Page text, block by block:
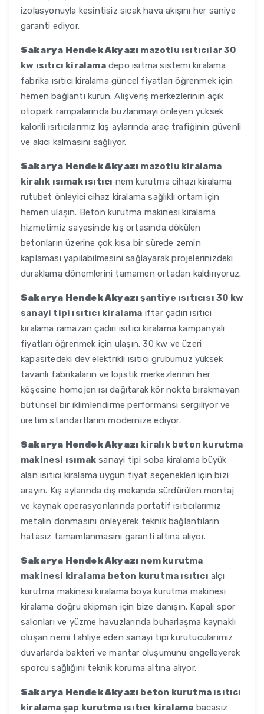
izolasyonuyla kesintisiz sıcak hava akışını her saniye
garanti ediyor.
Sakarya Hendek Akyazı mazotlu ısıtıcılar 30
kw ısıtıcı kiralamadepo ısıtma sistemi kiralama
fabrika ısıtıcı kiralama güncel fiyatları öğrenmek için
hemen bağlantı kurun. Alışveriş merkezlerinin açık
otopark rampalarında buzlanmayı önleyen yüksek
kalorili ısıtıcılarımız kış aylarında araç trafiğinin güvenli
ve akıcı kalmasını sağlıyor.
Sakarya Hendek Akyazı mazotlu kiralama
kiralık ısımak ısıtıcı nem kurutma cihazı kiralama
rutubet önleyici cihaz kiralama sağlıklı ortam için
hemen ulaşın. Beton kurutma makinesi kiralama
hizmetimiz sayesinde kış ortasında dökülen
betonların üzerine çok kısa bir sürede zemin
kaplaması yapılabilmesini sağlayarak projelerinizdeki
duraklama dönemlerini tamamen ortadan kaldırıyoruz.
Sakarya Hendek Akyazışantiye ısıtıcısı 30 kw
sanayi tipi ısıtıcı kiralama iftar çadırı ısıtıcı
kiralama ramazan çadırı ısıtıcı kiralama kampanyalı
fiyatları öğrenmek için ulaşın. 30 kw ve üzeri
kapasitedeki dev elektrikli ısıtıcı grubumuz yüksek
tavanlı fabrikaların ve lojistik merkezlerinin her
köşesine homojen ısı dağıtarak kör nokta bırakmayan
bütünsel bir iklimlendirme performansı sergiliyor ve
üretim standartlarını modernize ediyor.
Sakarya Hendek Akyazı kiralık beton kurutma
makinesi ısımak sanayi tipi soba kiralama büyük
alan ısıtıcı kiralama uygun fiyat seçenekleri için bizi
arayın. Kış aylarında dış mekanda sürdürülen montaj
ve kaynak operasyonlarında portatif ısıtıcılarımız
metalin donmasını önleyerek teknik bağlantıların
hatasız tamamlanmasını garanti altına alıyor.
Sakarya Hendek Akyazı nem kurutma
makinesi kiralama beton kurutma ısıtıcı alçı
kurutma makinesi kiralama boya kurutma makinesi
kiralama doğru ekipman için bize danışın. Kapalı spor
salonları ve yüzme havuzlarında buharlaşma kaynaklı
oluşan nemi tahliye eden sanayi tipi kurutucularımız
duvarlarda bakteri ve mantar oluşumunu engelleyerek
sporcu sağlığını teknik koruma altına alıyor.
Sakarya Hendek Akyazı beton kurutma ısıtıcı
kiralama şap kurutma ısıtıcı kiralama bacasız